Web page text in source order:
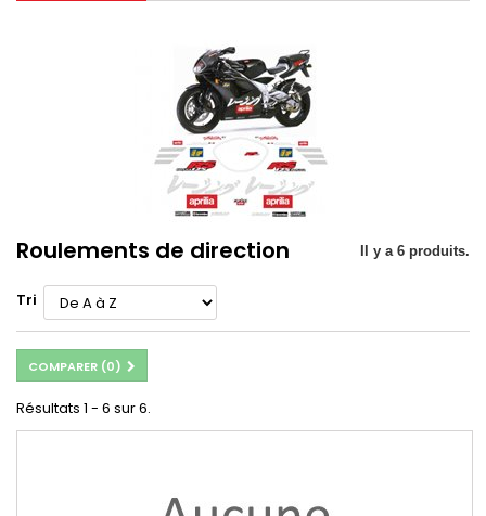
Roulements de direction Il y a 6 produits.
Tri
COMPARER (0)
Résultats 1 - 6 sur 6.